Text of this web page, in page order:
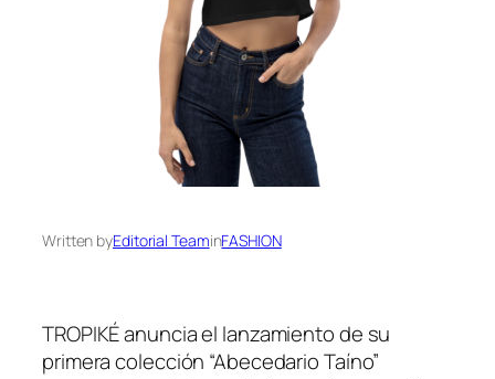
Written byEditorial TeaminFASHION
TROPIKÉ anuncia el lanzamiento de su
primera colección “Abecedario Taíno”